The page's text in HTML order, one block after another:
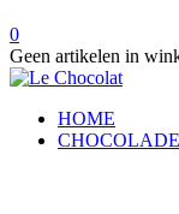
0
Geen artikelen in
HOME
CHOCOLADE